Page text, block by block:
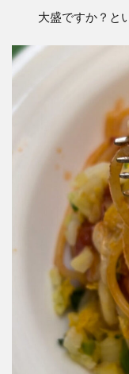
大盛ですか？と